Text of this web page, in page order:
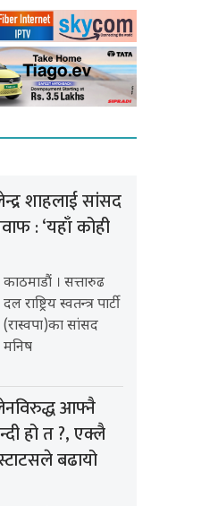
शाहलाई सांसद
: ‘यहाँ कोही
काठमाडौं । सत्तारुढ
दल राष्ट्रिय स्वतन्त्र पार्टी
(रास्वपा)का सांसद
मनिष
आफ्नै
हो त ?, एक्लै
बढायो